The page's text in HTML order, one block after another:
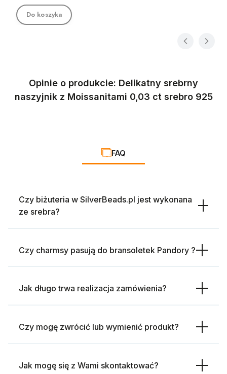
Do koszyka
Opinie o produkcie: Delikatny srebrny
naszyjnik z Moissanitami 0,03 ct srebro 925
FAQ
Czy biżuteria w SilverBeads.pl jest wykonana
ze srebra?
Czy charmsy pasują do bransoletek Pandory ?
Jak długo trwa realizacja zamówienia?
Czy mogę zwrócić lub wymienić produkt?
Jak mogę się z Wami skontaktować?